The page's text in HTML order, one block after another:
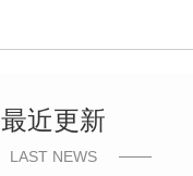
最近更新
LAST NEWS